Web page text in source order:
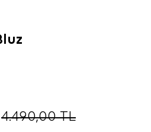
4.490,00TL